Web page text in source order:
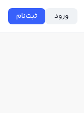
ورود ثبت‌نام